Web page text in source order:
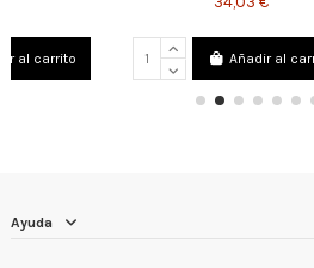
Añadir al carrito
Ayuda